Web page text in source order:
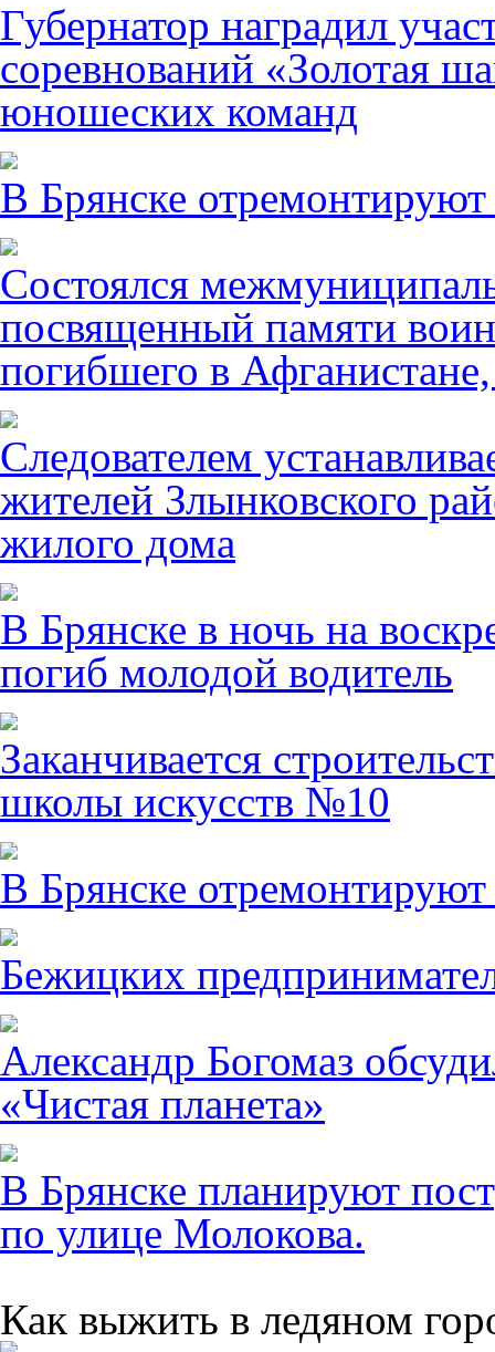
Губернатор наградил
соревнований «Золотая
юношеских команд
В Брянске
Состоялся
посвященный памяти
погибшего в
Следователем
жителей Злынковского
жилого дома
В Брянске в ночь на
погиб молодой водитель
Заканчивается
школы искусств №10
В Брянске
Бежицких
Александр Богомаз
«Чистая планета»
В Брянске планируют
по улице Молокова.
Как выжить в ледяном